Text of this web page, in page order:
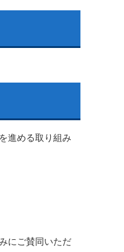
進める取り組み
にご賛同いただ